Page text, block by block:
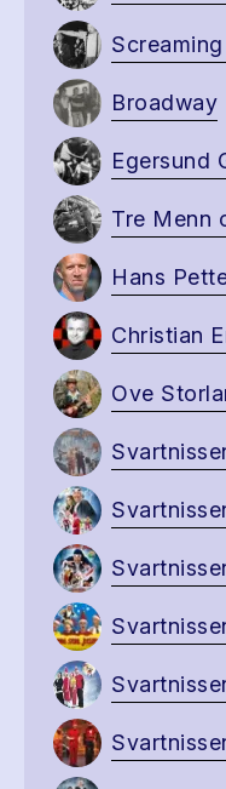
Screaming
Broadway
Egersund
Tre Menn
Hans
Christian
Ove